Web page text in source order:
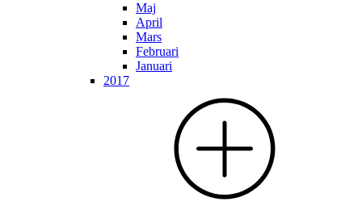
Maj
April
Mars
Februari
Januari
2017